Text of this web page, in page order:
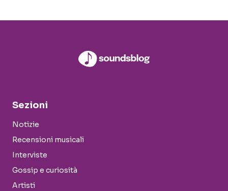
Sezioni
Notizie
Recensioni musicali
Interviste
Gossip e curiosità
Artisti